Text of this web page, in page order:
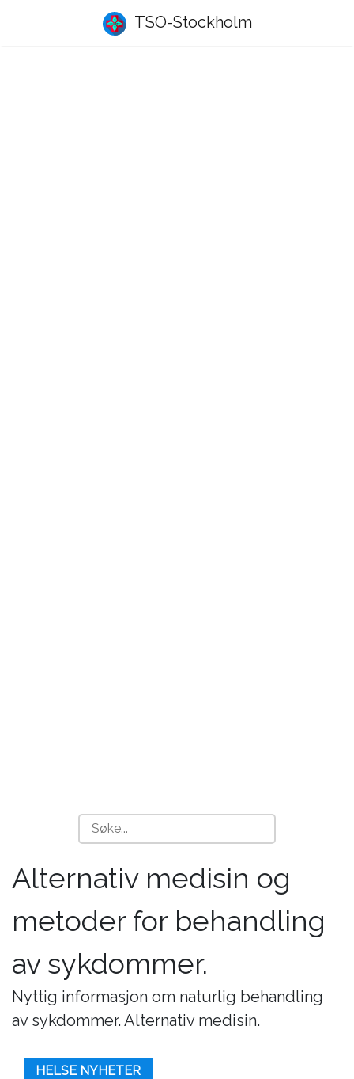
TSO-Stockholm
Alternativ medisin og
metoder for behandling
av sykdommer.
Nyttig informasjon om naturlig behandling
av sykdommer. Alternativ medisin.
HELSE NYHETER